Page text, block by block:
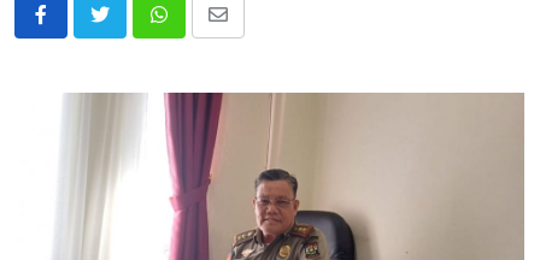
WhatsappShare
Email